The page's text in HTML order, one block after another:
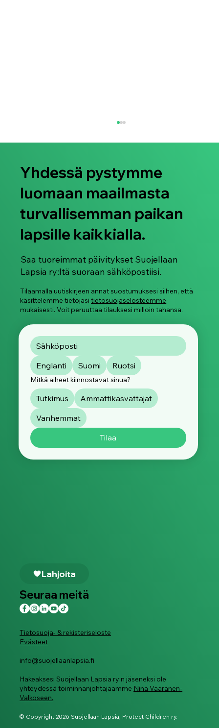
Sinä Riität: Tukiopas vanhemmille ja
seksuaaliväkivallan uhriksi (kaikki
kieliversiot)
Yhdessä pystymme
luomaan maailmasta
turvallisemman paikan
lapsille kaikkialla.
Saa tuoreimmat päivitykset Suojellaan
Lapsia ry:ltä suoraan sähköpostiisi.
Tilaamalla uutiskirjeen annat suostumuksesi siihen, että
käsittelemme tietojasitietosuojaselosteemme
mukaisesti. Voit peruuttaa tilauksesi milloin tahansa.
Tietosuoja- & rekisteriseloste
Evästeet
info@suojellaanlapsia.fi
Hakeaksesi Suojellaan Lapsia ry:n jäseneksi ole
yhteydessä toiminnanjohtajaamme Nina Vaaranen-
Valkoseen.
© Copyright 2026 Suojellaan Lapsia, Protect Children ry.
Englanti Suomi Ruotsi
Mitkä aiheet kiinnostavat sinua?
Tutkimus
Ammattikasvattajat
Vanhemmat
Tilaa
Lahjoita
Seuraa meitä